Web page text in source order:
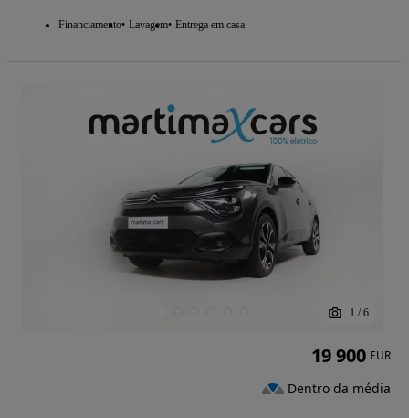
Financiamento Lavagem Entrega em casa
1 / 6
19 900 EUR
Dentro da média